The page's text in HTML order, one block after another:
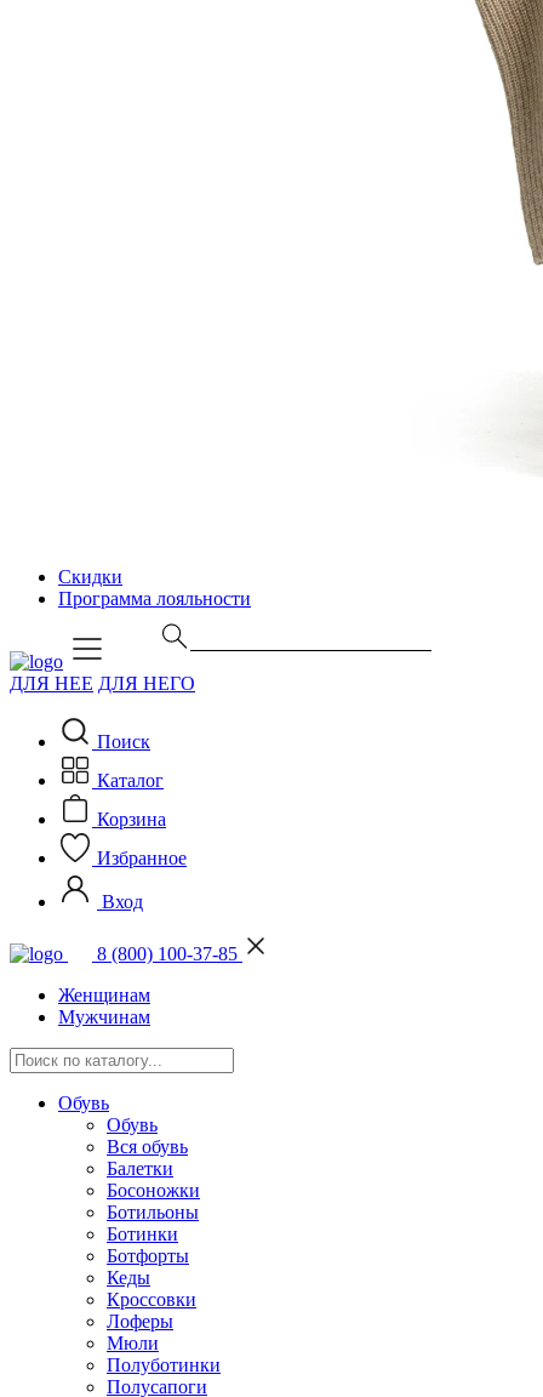
Скидки
Программа лояльности
ДЛЯ НЕЕ ДЛЯ НЕГО
Поиск
Каталог
Корзина
Избранное
Вход
8 (800) 100-37-85
Женщинам
Мужчинам
Обувь
Обувь
Вся обувь
Балетки
Босоножки
Ботильоны
Ботинки
Ботфорты
Кеды
Кроссовки
Лоферы
Мюли
Полуботинки
Полусапоги